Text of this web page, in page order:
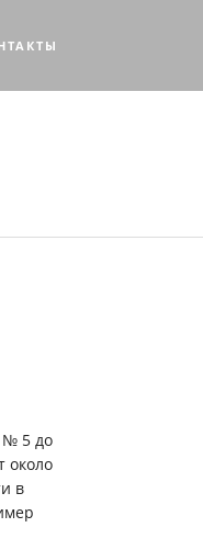
№ 5 до
около
в